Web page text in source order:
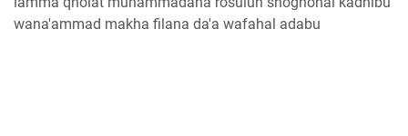
wana'ammad makha filana da'a wafahal adabu